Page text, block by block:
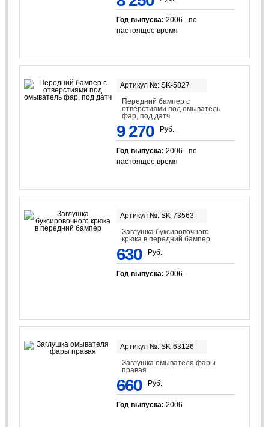
Год выпуска: 2006 - по
настоящее время
Артикул №: SK-5827
Передний бампер с
отверстиями под омыватель
фар, под датч
9 270 Руб.
Год выпуска: 2006 - по
настоящее время
Артикул №: SK-73563
Заглушка буксировочного
крюка в передний бампер
630 Руб.
Год выпуска: 2006-
Артикул №: SK-63126
Заглушка омывателя фары
правая
660 Руб.
Год выпуска: 2006-